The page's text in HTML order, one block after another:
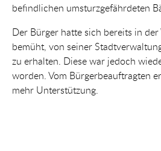
befindlichen umsturzgefährdeten
Der Bürger hatte sich bereits in
bemüht, von seiner
zu erhalten. Diese war jedoch
worden. Vom Bürgerbeauftragten
mehr Unterstützung.